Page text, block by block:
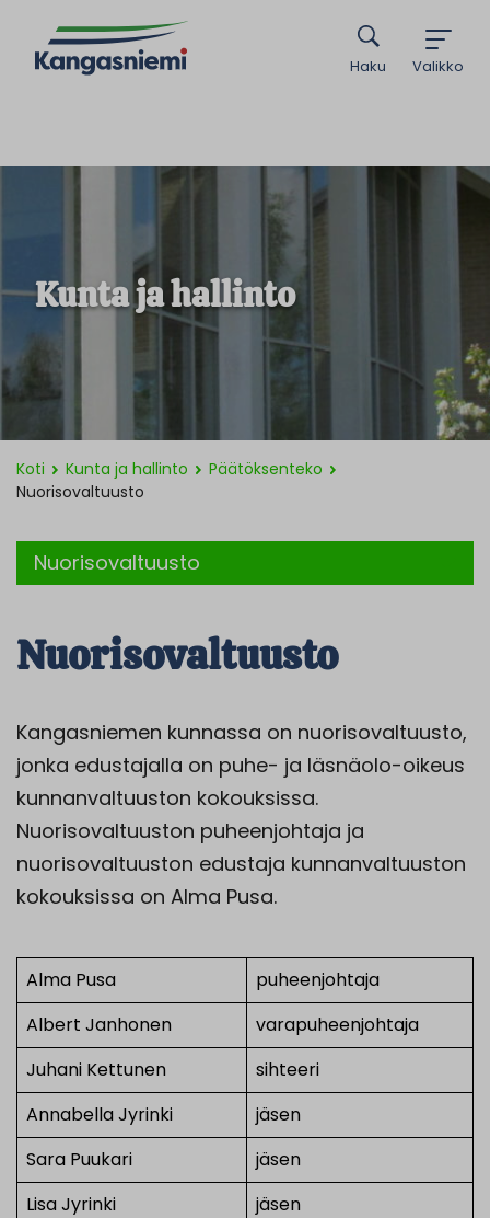
Valikko
Haku
Kunta ja hallinto
Koti Kunta ja hallinto
Päätöksenteko
Nuorisovaltuusto
Nuorisovaltuusto
Nuorisovaltuusto
Kangasniemen kunnassa on nuorisovaltuusto,
jonka edustajalla on puhe- ja läsnäolo-oikeus
kunnanvaltuuston kokouksissa.
Nuorisovaltuuston puheenjohtaja ja
nuorisovaltuuston edustaja kunnanvaltuuston
kokouksissa on Alma Pusa.
Alma Pusa
puheenjohtaja
Albert Janhonen
varapuheenjohtaja
Juhani Kettunen
sihteeri
Annabella Jyrinki
jäsen
Sara Puukari
jäsen
Lisa Jyrinki
jäsen